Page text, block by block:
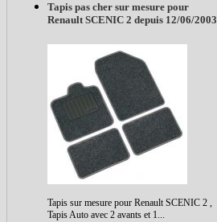
Tapis pas cher sur mesure pour
Renault SCENIC 2 depuis 12/06/2003
Tapis sur mesure pour Renault SCENIC 2 ,
Tapis Auto avec 2 avants et 1...